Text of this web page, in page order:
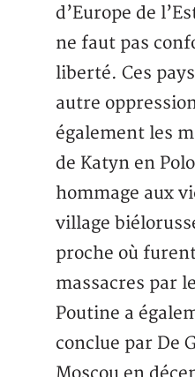
d’Europe de
ne faut pas
liberté. Ces
autre
également les
de Katyn en
hommage aux
village
proche où
massacres par
Poutine a
conclue par De